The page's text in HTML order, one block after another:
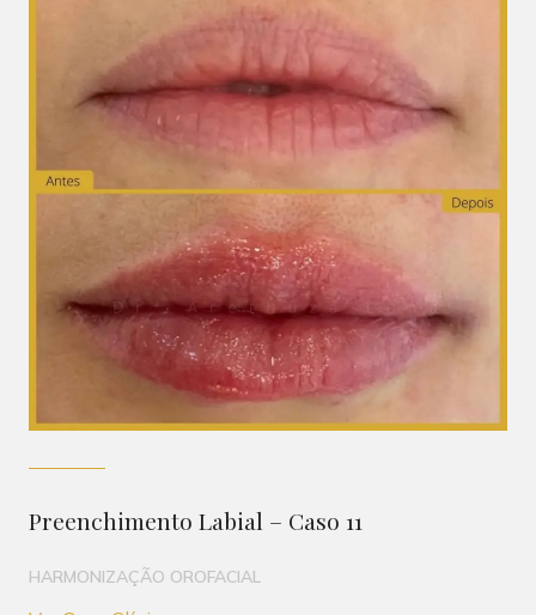
Preenchimento Labial – Caso 11
HARMONIZAÇÃO OROFACIAL